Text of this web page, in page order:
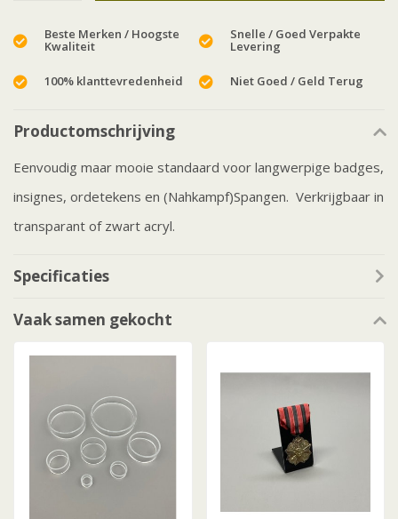
Beste Merken / Hoogste
Kwaliteit
Snelle / Goed Verpakte
Levering
100% klanttevredenheid Niet Goed / Geld Terug
Productomschrijving
Eenvoudig maar mooie standaard voor langwerpige badges,
insignes, ordetekens en (Nahkampf)Spangen. Verkrijgbaar in
transparant of zwart acryl.
Specificaties
Vaak samen gekocht